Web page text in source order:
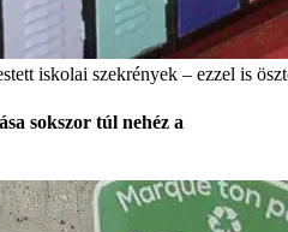
iskolai szekrények – ezzel is
sokszor túl nehéz a